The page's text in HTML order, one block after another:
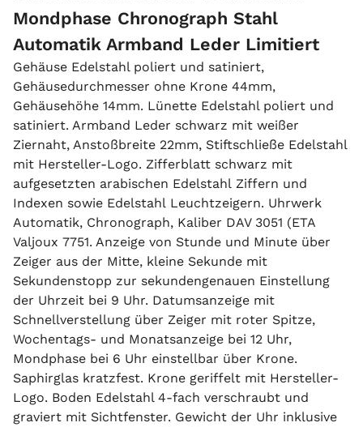
Mondphase Chronograph Stahl
Automatik Armband Leder Limitiert
Gehäuse Edelstahl poliert und satiniert,
Gehäusedurchmesser ohne Krone 44mm,
Gehäusehöhe 14mm. Lünette Edelstahl poliert und
satiniert. Armband Leder schwarz mit weißer
Ziernaht, Anstoßbreite 22mm, Stiftschließe Edelstahl
mit Hersteller-Logo. Zifferblatt schwarz mit
aufgesetzten arabischen Edelstahl Ziffern und
Indexen sowie Edelstahl Leuchtzeigern. Uhrwerk
Automatik, Chronograph, Kaliber DAV 3051 (ETA
Valjoux 7751. Anzeige von Stunde und Minute über
Zeiger aus der Mitte, kleine Sekunde mit
Sekundenstopp zur sekundengenauen Einstellung
der Uhrzeit bei 9 Uhr. Datumsanzeige mit
Schnellverstellung über Zeiger mit roter Spitze,
Wochentags- und Monatsanzeige bei 12 Uhr,
Mondphase bei 6 Uhr einstellbar über Krone.
Saphirglas kratzfest. Krone geriffelt mit Hersteller-
Logo. Boden Edelstahl 4-fach verschraubt und
graviert mit Sichtfenster. Gewicht der Uhr inklusive